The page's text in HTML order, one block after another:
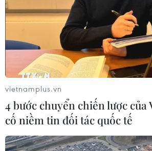
Nữ doanh nhân vững tay
doanh nghiệp' vượt bão
13/10/2021 07:37
Dù vẫn đảm trách thiên chức người
vietnamplus.vn
4 bước chuyển chiến lược của
cố niềm tin đối tác quốc tế